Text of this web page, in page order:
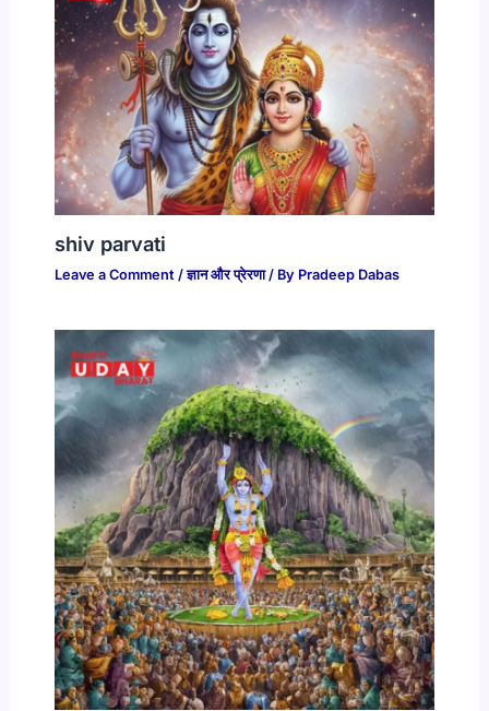
shiv parvati
Leave a Comment /ज्ञान और प्रेरणा/ By Pradeep Dabas